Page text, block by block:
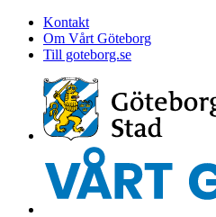
Kontakt
Om Vårt Göteborg
Till goteborg.se